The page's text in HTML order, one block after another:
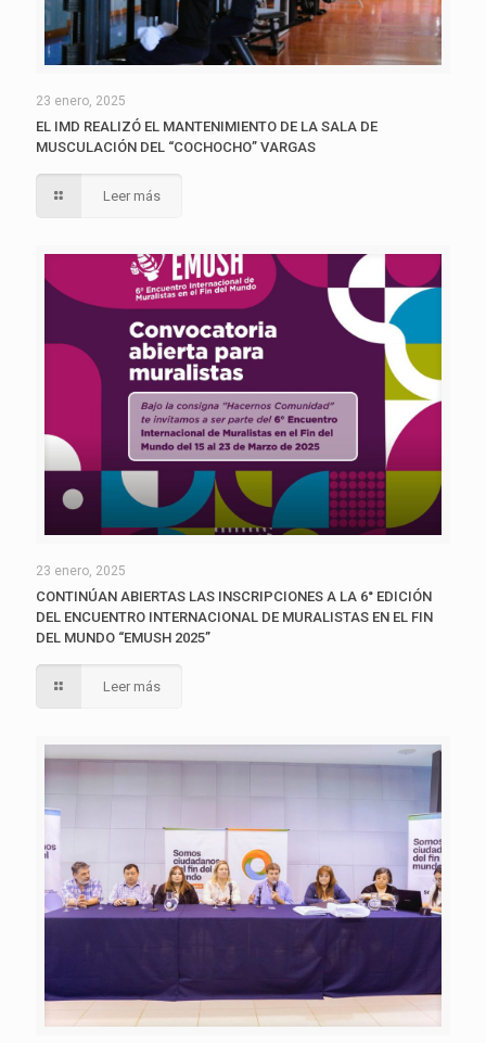
23 enero, 2025
EL IMD REALIZÓ EL MANTENIMIENTO DE LA SALA DE
MUSCULACIÓN DEL “COCHOCHO” VARGAS
Leer más
23 enero, 2025
CONTINÚAN ABIERTAS LAS INSCRIPCIONES A LA 6° EDICIÓN
DEL ENCUENTRO INTERNACIONAL DE MURALISTAS EN EL FIN
DEL MUNDO “EMUSH 2025”
Leer más